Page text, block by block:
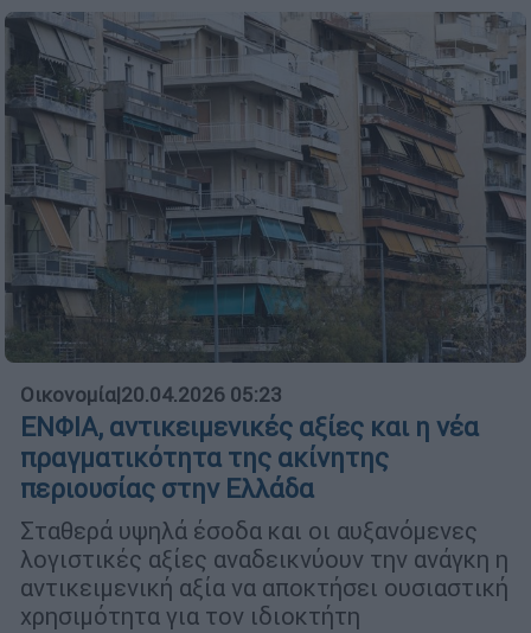
Οικονομία|20.04.2026 05:23
ΕΝΦΙΑ, αντικειμενικές αξίες και η νέα
πραγματικότητα της ακίνητης
περιουσίας στην Ελλάδα
Σταθερά υψηλά έσοδα και οι αυξανόμενες
λογιστικές αξίες αναδεικνύουν την ανάγκη η
αντικειμενική αξία να αποκτήσει ουσιαστική
χρησιμότητα για τον ιδιοκτήτη